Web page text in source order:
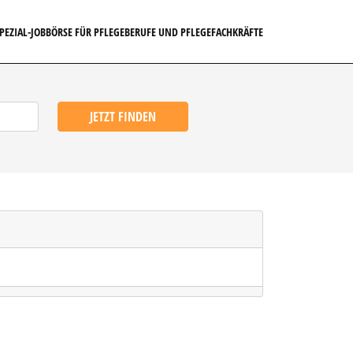
JOBBÖRSE FÜR PFLEGEBERUFE UND PFLEGEFACHKRÄFTE
JETZT FINDEN